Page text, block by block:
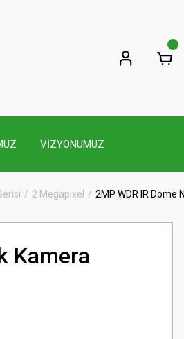
VİZYONUMUZ
2 Megapixel 2MP WDR IR Dome
Kamera